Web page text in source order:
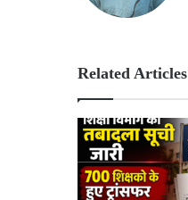
Related Articles